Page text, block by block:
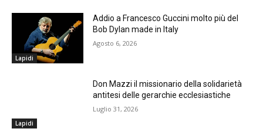
Lapidi
Addio a Francesco Guccini molto più del
Bob Dylan made in Italy
Agosto 6, 2026
Lapidi
Don Mazzi il missionario della solidarietà
antitesi delle gerarchie ecclesiastiche
Luglio 31, 2026